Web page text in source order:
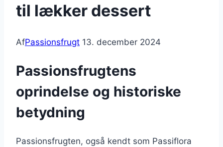
til lækker dessert
AfPassionsfrugt 13. december 2024
Passionsfrugtens
oprindelse og historiske
betydning
Passionsfrugten, også kendt som Passiflora